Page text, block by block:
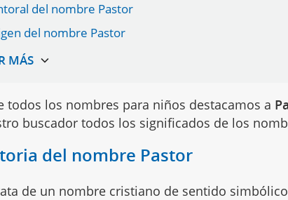
del nombre Pastor
del nombre Pastor
todos los nombres para niños destacamos a
buscador todos los significados de los
del nombre Pastor
de un nombre cristiano de sentido